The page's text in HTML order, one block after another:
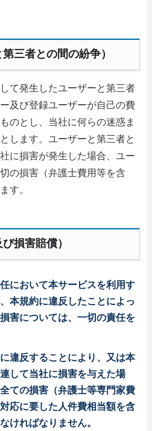
三者との間の紛争）
て発生したユーザーと第三者
及び登録ユーザーが自己の費
のとし、当社に何らの迷惑ま
します。ユーザーと第三者と
に損害が発生した場合、ユー
の損害（弁護士費用等を含
す。
損害賠償）
において本サービスを利用す
本規約に違反したことによっ
害については、一切の責任を
違反することにより、又は本
して当社に損害を与えた場
ての損害（弁護士等専門家費
応に要した人件費相当額を含
ければなりません。